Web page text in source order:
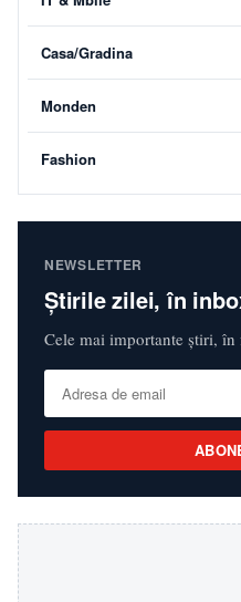
Casa/Gradina
Monden
Fashion
NEWSLETTER
Știrile zilei, în
Cele mai importante știri, în